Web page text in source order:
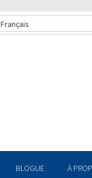
Français
BLOGUE À